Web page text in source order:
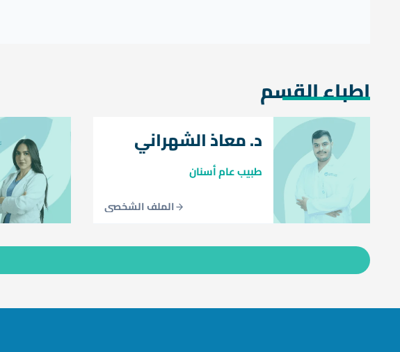
اطباء القسم
د. معاذ الشهراني
طبيب عام أسنان
الملف الشخصي